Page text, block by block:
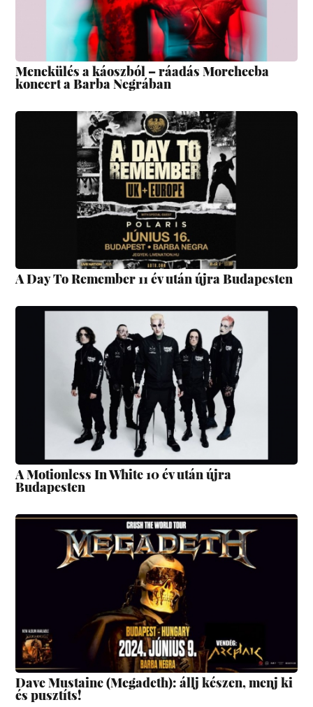
Menekülés a káoszból – ráadás Morcheeba
koncert a Barba Negrában
A Day To Remember 11 év után újra Budapesten
A Motionless In White 10 év után újra
Budapesten
Dave Mustaine (Megadeth): állj készen, menj ki
és pusztíts!